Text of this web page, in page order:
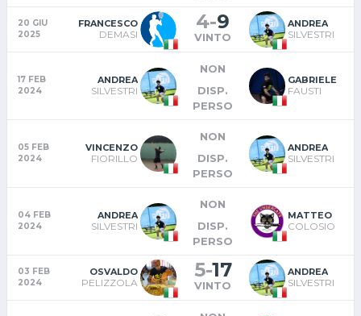
20 GIU
2025
FRANCESCO
DEMASI
4-9
VINTO
ANDREA
SILVESTRI
17 FEB
2024
ANDREA
SILVESTRI
NON
DISP.
PERSO
GABRIELE
FAUSTI
05 FEB
2024
VINCENZO
FIORILLO
NON
DISP.
PERSO
ANDREA
SILVESTRI
04 FEB
2024
ANDREA
SILVESTRI
NON
DISP.
PERSO
MATTEO
COLOSIO
03 FEB
2024
OSVALDO
PELIZZOLA
5-17
VINTO
ANDREA
SILVESTRI